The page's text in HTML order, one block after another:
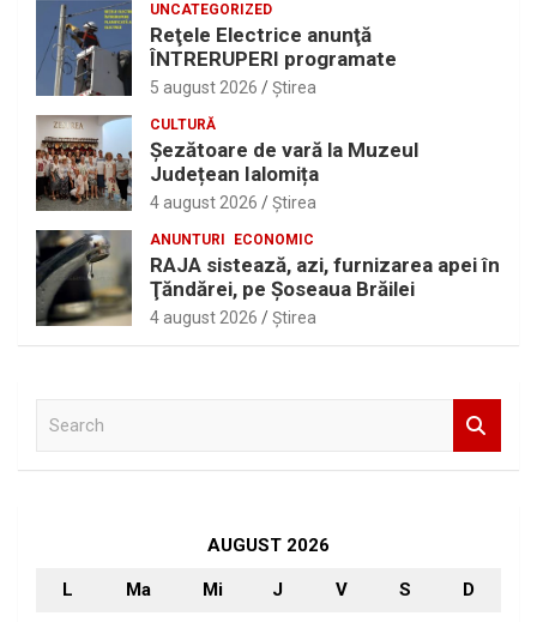
UNCATEGORIZED
Reţele Electrice anunţă
ÎNTRERUPERI programate
5 august 2026 Ştirea
CULTURĂ
Șezătoare de vară la Muzeul
Județean Ialomița
4 august 2026 Ştirea
ANUNTURI ECONOMIC
RAJA sistează, azi, furnizarea apei în
Ţăndărei, pe Şoseaua Brăilei
4 august 2026 Ştirea
AUGUST 2026
L Ma Mi J V S D